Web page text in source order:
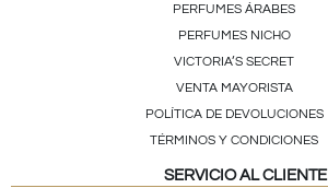
PERFUMES ÁRABES
PERFUMES NICHO
VICTORIA’S SECRET
VENTA MAYORISTA
POLÍTICA DE DEVOLUCIONES
TÉRMINOS Y CONDICIONES
SERVICIO AL CLIENTE